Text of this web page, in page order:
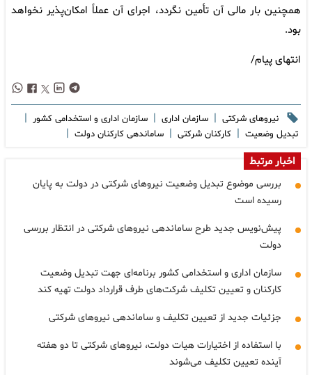
همچنین بار مالی آن تأمین نگردد، اجرای آن عملاً امکان‌پذیر نخواهد
بود.
انتهای پیام/
نیروهای شرکتی | سازمان اداری | سازمان اداری و استخدامی کشور |
تبدیل وضعیت | کارکنان شرکتی | ساماندهی کارکنان دولت |
اخبار مرتبط
بررسی موضوع تبدیل وضعیت نیروهای شرکتی در دولت به پایان
رسیده است
پیش‌نویس جدید طرح ساماندهی نیرو‌های شرکتی در انتظار بررسی
دولت
سازمان اداری و استخدامی کشور برنامه‌ای جهت تبدیل وضعیت
کارکنان و تعیین تکلیف شرکت‌های طرف قرارداد دولت تهیه کند
جزئیات جدید از تعیین تکلیف و ساماندهی نیروهای شرکتی
با استفاده از اختیارات هیات دولت، نیروهای شرکتی تا دو هفته
آینده تعیین تکلیف می‌شوند